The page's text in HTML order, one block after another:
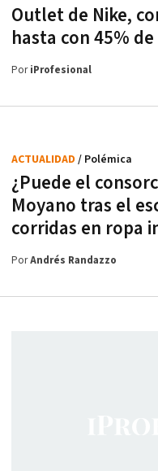
Outlet de Nike,
hasta con 45%
PoriProfesional
¿Puede el
Moyano tras el
corridas en ropa
ACTUALIDAD / Polémica
PorAndrés Randazzo